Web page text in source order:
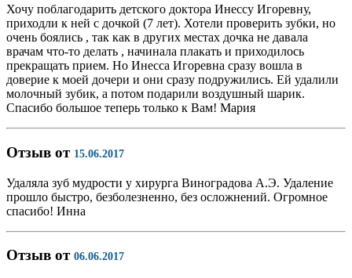
Хочу поблагодарить детского доктора Инессу Игоревну,
приходли к ней с дочкой (7 лет). Хотели проверить зубки, но
очень боялись , так как в других местах дочка не давала
врачам что-то​ делать , начинала плакать и приходилось
прекращать прием. Но Инесса Игоревна сразу вошла в
доверие к моей дочери и они сразу подружились. Ей удалили
молочный зубик, а потом подарили воздушный шарик.
Спасибо большое теперь только к Вам! Мария
Отзыв от 15.06.2017
Удаляла зуб мудрости у хирурга Виноградова А.Э. Удаление
прошло быстро, безболезненно, без осложнений. Огромное
спасибо! Инна
Отзыв от 06.06.2017